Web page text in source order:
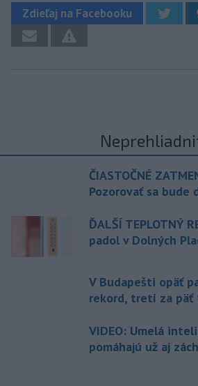
Zdieľaj na Facebooku
ČIASTOČNÉ
Pozorovať sa bude
ĎALŠÍ TEPLOTNÝ
padol v Dolných
V Budapešti opäť
rekord, tretí za päť
VIDEO: Umelá
pomáhajú už aj